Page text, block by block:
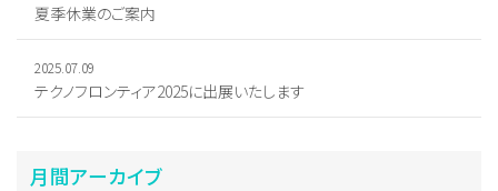
夏季休業のご案内
2025.07.09
テクノフロンティア2025に出展いたします
月間アーカイブ